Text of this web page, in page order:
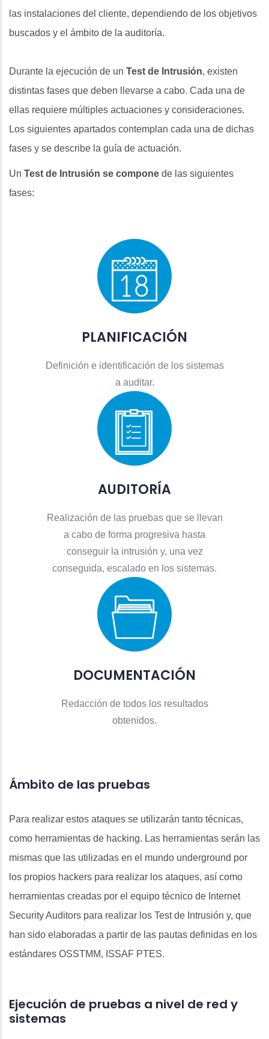
las instalaciones del cliente, dependiendo de los objetivos
buscados y el ámbito de la auditoría.
Durante la ejecución de un Test de Intrusión, existen
distintas fases que deben llevarse a cabo. Cada una de
ellas requiere múltiples actuaciones y consideraciones.
Los siguientes apartados contemplan cada una de dichas
fases y se describe la guía de actuación.
Un Test de Intrusión se compone de las siguientes
fases:
PLANIFICACIÓN
Definición e identificación de los sistemas
a auditar.
AUDITORÍA
Realización de las pruebas que se llevan
a cabo de forma progresiva hasta
conseguir la intrusión y, una vez
conseguida, escalado en los sistemas.
DOCUMENTACIÓN
Redacción de todos los resultados
obtenidos.
Ámbito de las pruebas
Para realizar estos ataques se utilizarán tanto técnicas,
como herramientas de hacking. Las herramientas serán las
mismas que las utilizadas en el mundo underground por
los propios hackers para realizar los ataques, así como
herramientas creadas por el equipo técnico de Internet
Security Auditors para realizar los Test de Intrusión y, que
han sido elaboradas a partir de las pautas definidas en los
estándares OSSTMM, ISSAF PTES.
Ejecución de pruebas a nivel de red y
sistemas